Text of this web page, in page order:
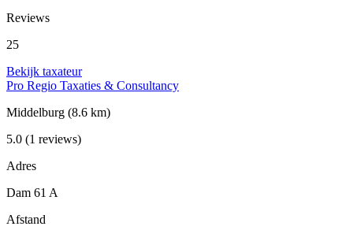
Reviews
25
Bekijk taxateur
Pro Regio Taxaties & Consultancy
Middelburg (8.6 km)
5.0 (1 reviews)
Adres
Dam 61 A
Afstand